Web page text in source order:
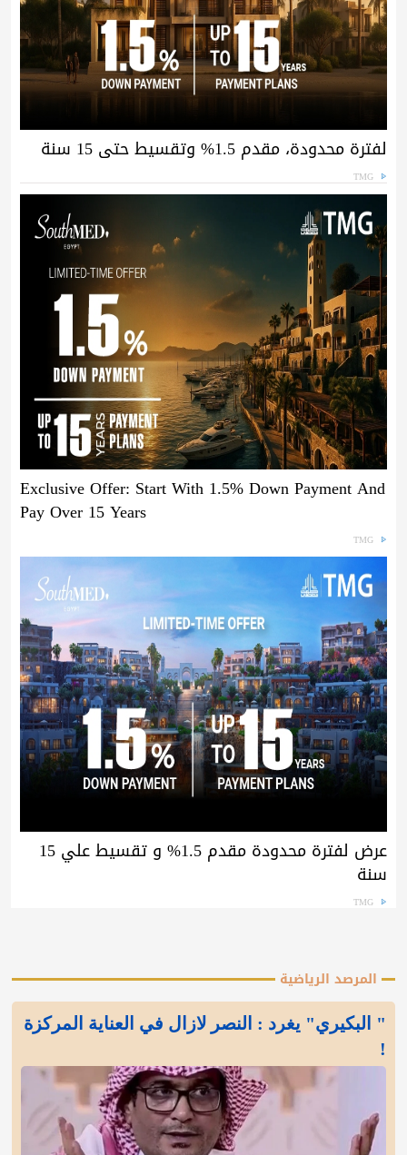
لفترة محدودة، مقدم 1.5% وتقسيط حتى 15 سنة
TMG
Exclusive Offer: Start With 1.5% Down Payment And
Pay Over 15 Years
TMG
عرض لفترة محدودة مقدم 1.5% و تقسيط علي 15
سنة
TMG
المرصد الرياضية
" البكيري" يغرد : النصر لازال في العناية المركزة
!